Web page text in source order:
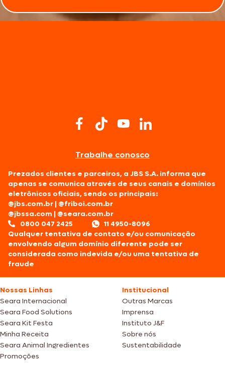
Trabalhe conosco
Prezados clientes e parceiros, a JBS S.A. informa que
apenas se comunica através de seus canais e domínios
eletrônicos oficiais, sendo os principais:
@jbs.com.br |@friboi.com.br
@jbssa.com |@seara.com.br
0800 047 2425
11 4950-8096
Qualquer tentativa de contato e/ou comunicação
envolvendo algum domínio diferente pode ser
considerada como indevida e/ou uma tentativa de
fraude
Nossas Linhas
Seara Internacional
Seara Food Solutions
Seara Kit Festa
Minha Receita
Seara Animal Ingredientes
Promoções
Institucional
Outras Marcas
Imprensa
Instituto J&F
Sobre nós
Sustentabilidade